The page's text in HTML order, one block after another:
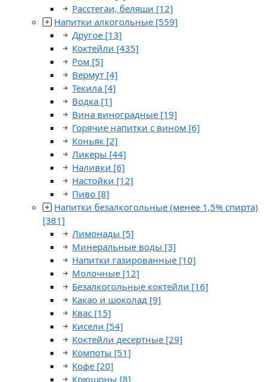
Расстегаи, беляши [12]
Напитки алкогольные [559]
Другое [13]
Коктейли [435]
Ром [5]
Вермут [4]
Текила [4]
Водка [1]
Вина виноградные [19]
Горячие напитки с вином [6]
Коньяк [2]
Ликеры [44]
Наливки [6]
Настойки [12]
Пиво [8]
Напитки безалкогольные (менее 1,5% спирта)
[381]
Лимонады [5]
Минеральные воды [3]
Напитки газированные [10]
Молочные [12]
Безалкогольные коктейли [16]
Какао и шоколад [9]
Квас [15]
Кисели [54]
Коктейли десертные [29]
Компоты [51]
Кофе [20]
Крюшоны [8]